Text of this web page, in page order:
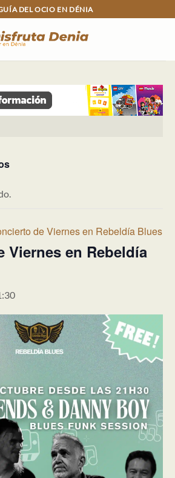
DEL OCIO EN DÉNIA
de Viernes en Rebeldía Blues
Viernes en Rebeldía